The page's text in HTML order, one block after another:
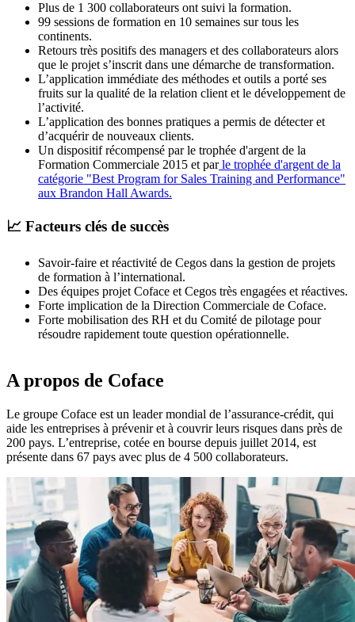
Plus de 1 300 collaborateurs ont suivi la formation.
99 sessions de formation en 10 semaines sur tous les
continents.
Retours très positifs des managers et des collaborateurs alors
que le projet s’inscrit dans une démarche de transformation.
L’application immédiate des méthodes et outils a porté ses
fruits sur la qualité de la relation client et le développement de
l’activité.
L’application des bonnes pratiques a permis de détecter et
d’acquérir de nouveaux clients.
Un dispositif récompensé par le trophée d'argent de la
Formation Commerciale 2015 et parle trophée d'argent de la
catégorie "Best Program for Sales Training and Performance"
aux Brandon Hall Awards.
📈 Facteurs clés de succès
Savoir-faire et réactivité de Cegos dans la gestion de projets
de formation à l’international.
Des équipes projet Coface et Cegos très engagées et réactives.
Forte implication de la Direction Commerciale de Coface.
Forte mobilisation des RH et du Comité de pilotage pour
résoudre rapidement toute question opérationnelle.
A propos de Coface
Le groupe Coface est un leader mondial de l’assurance-crédit, qui
aide les entreprises à prévenir et à couvrir leurs risques dans près de
200 pays. L’entreprise, cotée en bourse depuis juillet 2014, est
présente dans 67 pays avec plus de 4 500 collaborateurs.